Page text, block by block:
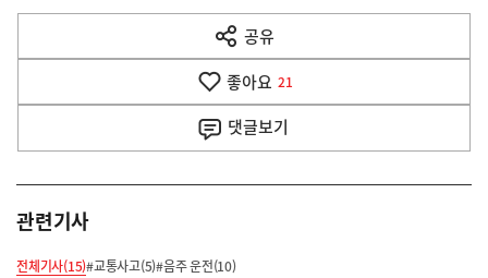
다
음
공유
열
기
좋아요 21
댓글보기
관련기사
전체기사(15)#교통사고(5)#음주 운전(10)